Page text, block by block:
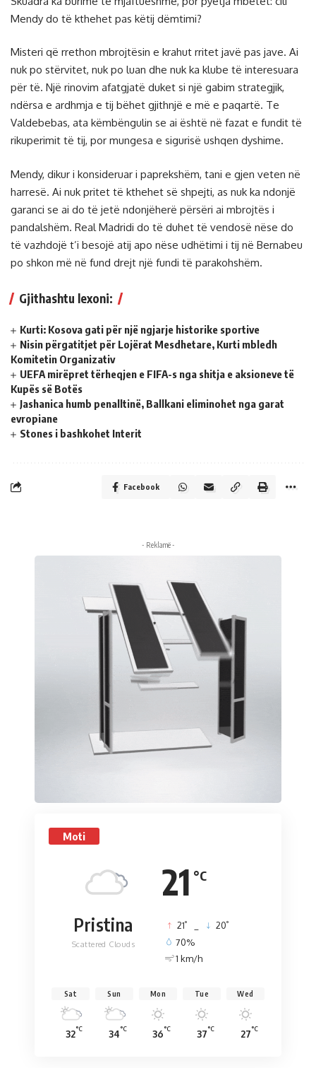
Mendy do të kthehet pas këtij dëmtimi?
Misteri që rrethon mbrojtësin e krahut rritet javë pas jave. Ai
nuk po stërvitet, nuk po luan dhe nuk ka klube të interesuara
për të. Një rinovim afatgjatë duket si një gabim strategjik,
ndërsa e ardhmja e tij bëhet gjithnjë e më e paqartë. Te
Valdebebas, ata këmbëngulin se ai është në fazat e fundit të
rikuperimit të tij, por mungesa e sigurisë ushqen dyshime.
Mendy, dikur i konsideruar i paprekshëm, tani e gjen veten në
harresë. Ai nuk pritet të kthehet së shpejti, as nuk ka ndonjë
garanci se ai do të jetë ndonjëherë përsëri ai mbrojtës i
pandalshëm. Real Madridi do të duhet të vendosë nëse do
të vazhdojë t’i besojë atij apo nëse udhëtimi i tij në Bernabeu
po shkon më në fund drejt një fundi të parakohshëm.
Gjithashtu lexoni:
Kurti: Kosova gati për një ngjarje historike sportive
Nisin përgatitjet për Lojërat Mesdhetare, Kurti mbledh
Komitetin Organizativ
UEFA mirëpret tërheqjen e FIFA-s nga shitja e aksioneve të
Kupës së Botës
Jashanica humb penalltinë, Ballkani eliminohet nga garat
evropiane
Stones i bashkohet Interit
Facebook
- Reklamë -
Moti
21 °C
Pristina
Scattered Clouds
21° 20°
70%
1 km/h
Sat
32°C
Sun
34°C
Mon
36°C
Tue
37°C
Wed
27°C